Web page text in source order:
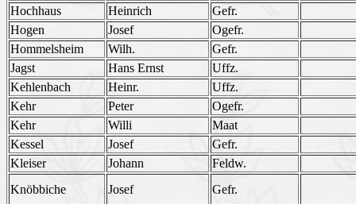
Hochhaus
Heinrich
Gefr.
Hogen
Josef
Ogefr.
Hommelsheim
Wilh.
Gefr.
Jagst
Hans Ernst
Uffz.
Kehlenbach
Heinr.
Uffz.
Kehr
Peter
Ogefr.
Kehr
Willi
Maat
Kessel
Josef
Gefr.
Kleiser
Johann
Feldw.
Knöbbiche
Josef
Gefr.